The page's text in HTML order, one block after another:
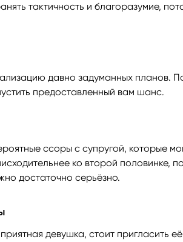
тактичность и благоразумие,
давно задуманных планов.
предоставленный вам шанс.
ссоры с супругой, которые
ко второй половинке,
достаточно серьёзно.
девушка, стоит пригласить